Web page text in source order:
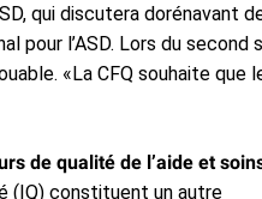
qui discutera dorénavant
pour l’ASD. Lors du
«La CFQ souhaite
de qualité de l’aide et
(IQ) constituent un autre